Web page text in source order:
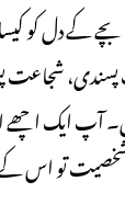
بچے کے دل کو
شجاعت
ایک اچھے
شخصیت تو